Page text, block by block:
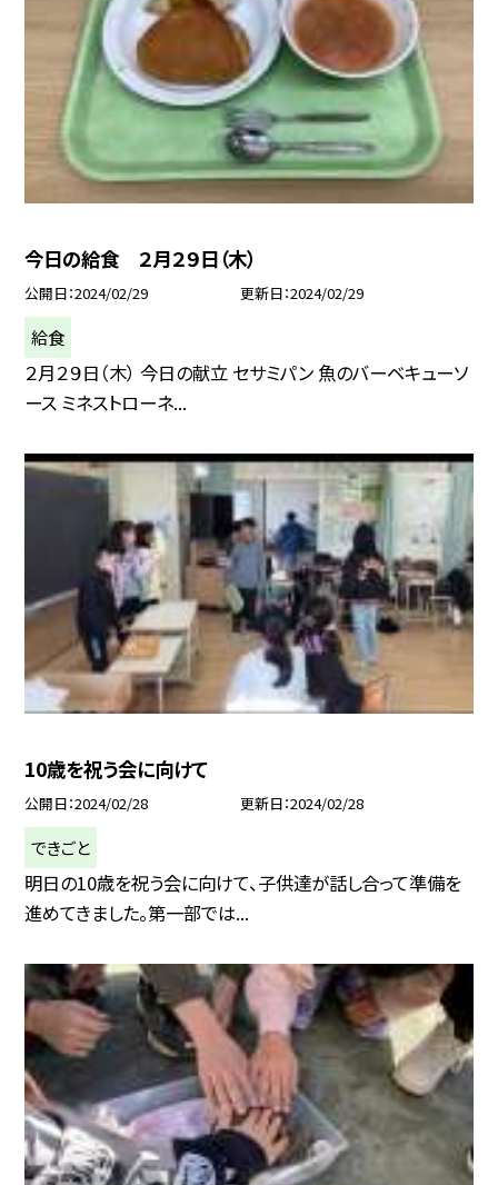
今日の給食 ２月２９日（木）
公開日 2024/02/29 更新日 2024/02/29
給食
２月２９日（木） 今日の献立 セサミパン 魚のバーベキューソ
ース ミネストローネ...
10歳を祝う会に向けて
公開日 2024/02/28 更新日 2024/02/28
できごと
明日の10歳を祝う会に向けて、子供達が話し合って準備を
進めてきました。第一部では...